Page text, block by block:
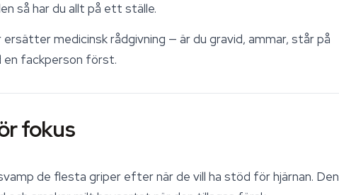
så har du allt på ett ställe.
medicinsk rådgivning — är du gravid, ammar, står på
en fackperson först.
fokus
de flesta griper efter när de vill ha stöd för hjärnan. Den